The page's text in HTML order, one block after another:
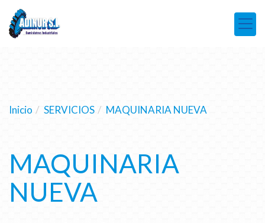
Inicio SERVICIOS MAQUINARIA NUEVA
MAQUINARIA
NUEVA